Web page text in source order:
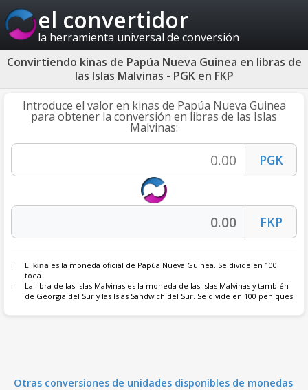
el convertidor
la herramienta universal de conversión
Convirtiendo kinas de Papúa Nueva Guinea en libras de
las Islas Malvinas - PGK en FKP
Introduce el valor en kinas de Papúa Nueva Guinea
para obtener la conversión en libras de las Islas
Malvinas:
El kina es la moneda oficial de Papúa Nueva Guinea. Se divide en 100
toea.
La libra de las Islas Malvinas es la moneda de las Islas Malvinas y también
de Georgia del Sur y las Islas Sandwich del Sur. Se divide en 100 peniques.
Otras conversiones de unidades disponibles de monedas